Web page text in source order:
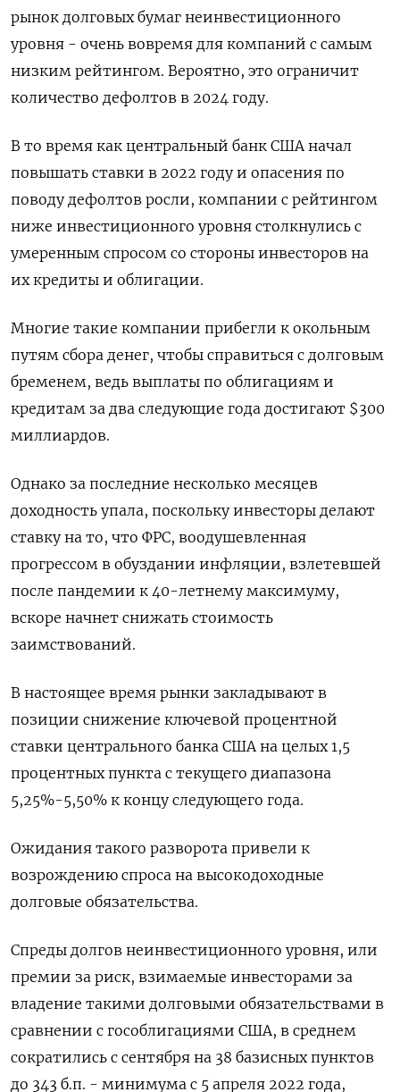
рынок долговых бумаг неинвестиционного
уровня - очень вовремя для компаний с самым
низким рейтингом. Вероятно, это ограничит
количество дефолтов в 2024 году.
В то время как центральный банк США начал
повышать ставки в 2022 году и опасения по
поводу дефолтов росли, компании с рейтингом
ниже инвестиционного уровня столкнулись с
умеренным спросом со стороны инвесторов на
их кредиты и облигации.
Многие такие компании прибегли к окольным
путям сбора денег, чтобы справиться с долговым
бременем, ведь выплаты по облигациям и
кредитам за два следующие года достигают $300
миллиардов.
Однако за последние несколько месяцев
доходность упала, поскольку инвесторы делают
ставку на то, что ФРС, воодушевленная
прогрессом в обуздании инфляции, взлетевшей
после пандемии к 40-летнему максимуму,
вскоре начнет снижать стоимость
заимствований.
В настоящее время рынки закладывают в
позиции снижение ключевой процентной
ставки центрального банка США на целых 1,5
процентных пункта с текущего диапазона
5,25%-5,50% к концу следующего года.
Ожидания такого разворота привели к
возрождению спроса на высокодоходные
долговые обязательства.
Спреды долгов неинвестиционного уровня, или
премии за риск, взимаемые инвесторами за
владение такими долговыми обязательствами в
сравнении с гособлигациями США, в среднем
сократились с сентября на 38 базисных пунктов
до 343 б.п. - минимума с 5 апреля 2022 года,